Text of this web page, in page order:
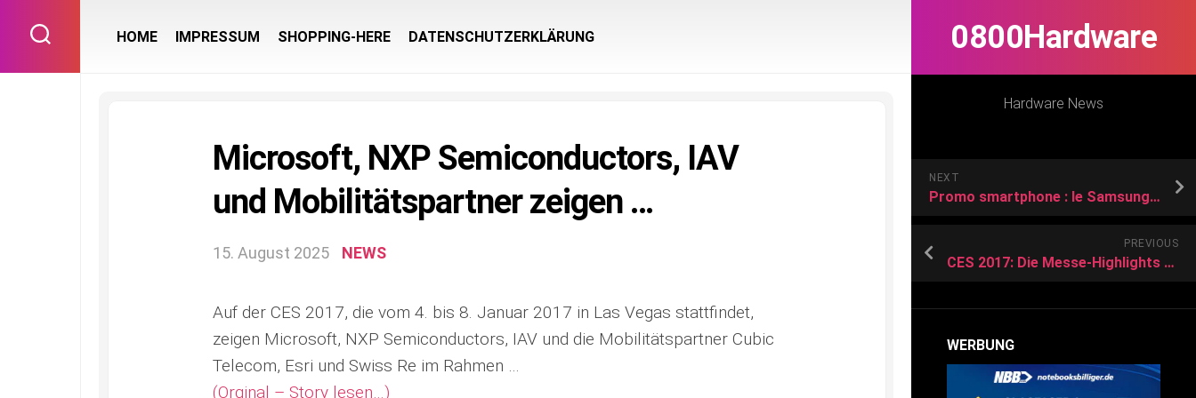
content
0800Hardware
Hardware News
NEXT
Promo smartphone : le Samsung Galaxy S25 Ultra profite d’une belle réduction de prix chez ce célèbre marchand
PREVIOUS
CES 2017: Die Messe-Highlights – COMPUTER BILD
WERBUNG
HOME IMPRESSUM SHOPPING-HERE DATENSCHUTZERKLÄRUNG
Microsoft, NXP Semiconductors, IAV
und Mobilitätspartner zeigen …
15. August 2025 NEWS
Auf der CES 2017, die vom 4. bis 8. Januar 2017 in Las Vegas stattfindet,
zeigen Microsoft, NXP Semiconductors, IAV und die Mobilitätspartner Cubic
Telecom, Esri und Swiss Re im Rahmen …
(Orginal – Story lesen…)